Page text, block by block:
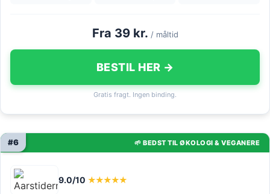
Fra 39 kr. / måltid
BESTIL HER →
Gratis fragt. Ingen binding.
🌱 BEDST TIL ØKOLOGI & VEGANERE
#6
9.0/10 ★★★★★